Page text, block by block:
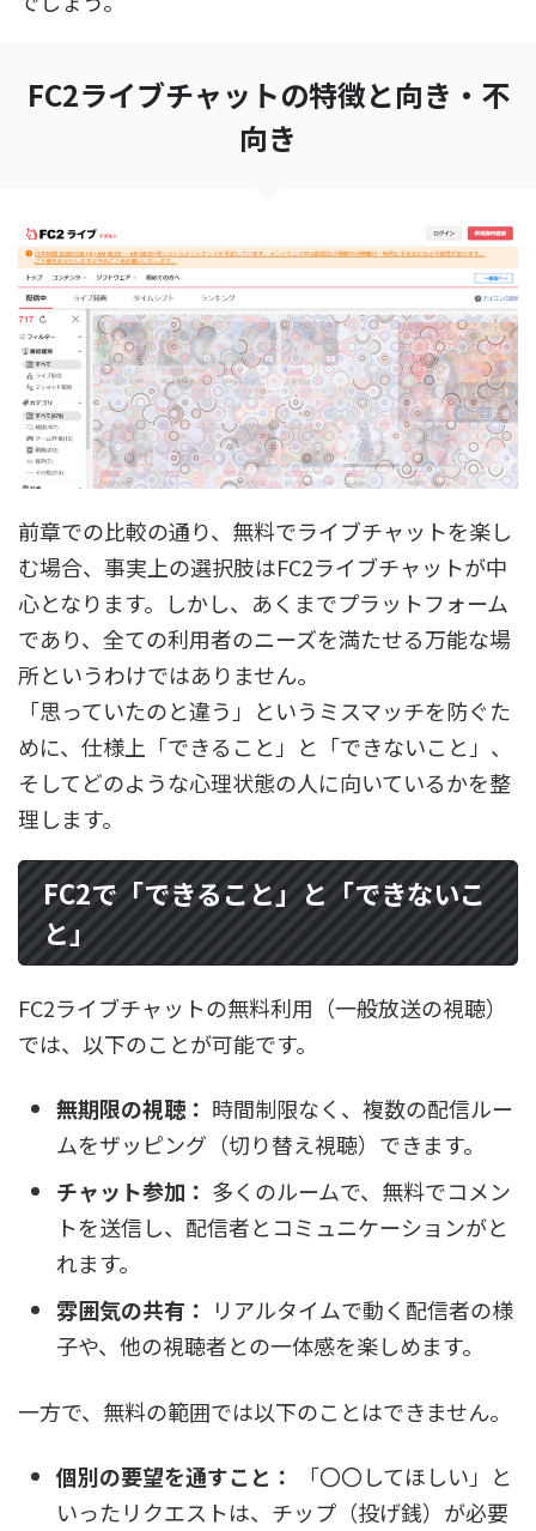
FC2ライブチャットの特徴と向き・不
向き
前章での比較の通り、無料でライブチャットを楽し
む場合、事実上の選択肢はFC2ライブチャットが中
心となります。しかし、あくまでプラットフォーム
であり、全ての利用者のニーズを満たせる万能な場
所というわけではありません。
「思っていたのと違う」というミスマッチを防ぐた
めに、仕様上「できること」と「できないこと」、
そしてどのような心理状態の人に向いているかを整
理します。
FC2で「できること」と「できないこ
と」
FC2ライブチャットの無料利用（一般放送の視聴）
では、以下のことが可能です。
無期限の視聴： 時間制限なく、複数の配信ルー
ムをザッピング（切り替え視聴）できます。
チャット参加： 多くのルームで、無料でコメン
トを送信し、配信者とコミュニケーションがと
れます。
雰囲気の共有： リアルタイムで動く配信者の様
子や、他の視聴者との一体感を楽しめます。
一方で、無料の範囲では以下のことはできません。
個別の要望を通すこと：
「〇〇してほしい」と
いったリクエストは、チップ（投げ銭）が必要